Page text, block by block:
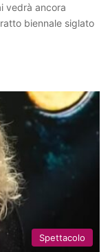
vedrà ancora
biennale siglato
Spettacolo